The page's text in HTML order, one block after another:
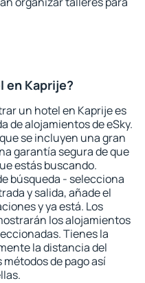
en Kaprije?
un hotel en Kaprije es
de alojamientos de eSky.
se incluyen una gran
garantía segura de que
estás buscando.
búsqueda - selecciona
y salida, añade el
y ya está. Los
los alojamientos
Tienes la
la distancia del
de pago así